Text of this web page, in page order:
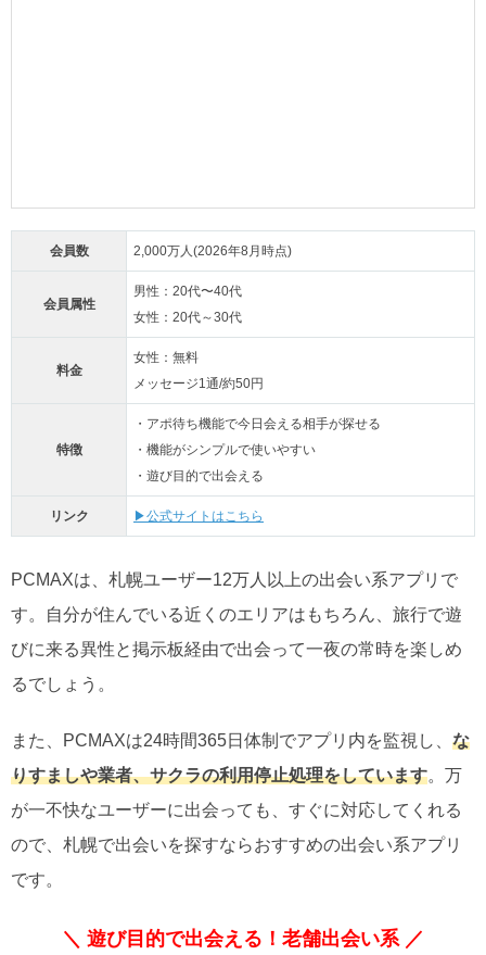
会員数 2,000万人(2026年8月時点)
会員属性
男性：20代〜40代
女性：20代～30代
料金
女性：無料
メッセージ1通/約50円
特徴
・アポ待ち機能で今日会える相手が探せる
・機能がシンプルで使いやすい
・遊び目的で出会える
リンク ▶公式サイトはこちら
PCMAXは、札幌ユーザー12万人以上の出会い系アプリで
す。自分が住んでいる近くのエリアはもちろん、旅行で遊
びに来る異性と掲示板経由で出会って一夜の常時を楽しめ
るでしょう。
また、PCMAXは24時間365日体制でアプリ内を監視し、 な
りすましや業者、サクラの利用停止処理をしています。万
が一不快なユーザーに出会っても、すぐに対応してくれる
ので、札幌で出会いを探すならおすすめの出会い系アプリ
です。
＼ 遊び目的で出会える！老舗出会い系 ／